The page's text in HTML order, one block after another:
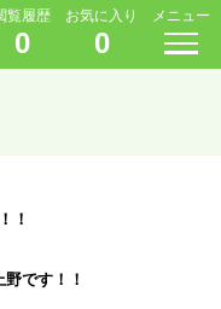
覧履歴
0
お気に入り
0
メニュー
！
です！！